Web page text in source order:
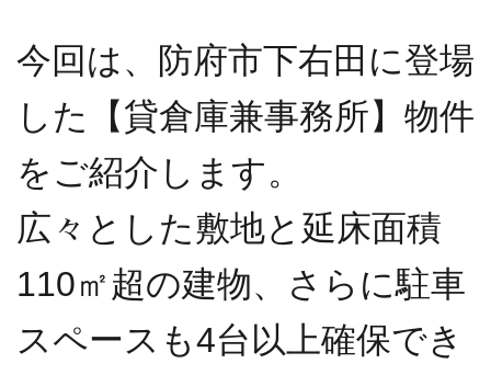
今回は、防府市下右田に登場
した【貸倉庫兼事務所】物件
をご紹介します。
広々とした敷地と延床面積
110㎡超の建物、さらに駐車
スペースも4台以上確保でき